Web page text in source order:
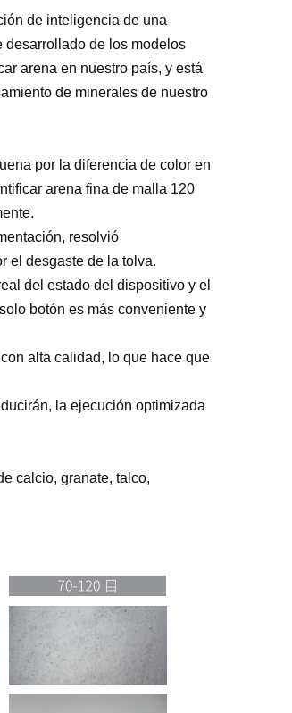
de inteligencia de una
desarrollado de los modelos
arena en nuestro país, y está
de minerales de nuestro
por la diferencia de color en
arena fina de malla 120
resolvió
el desgaste de la tolva.
del estado del dispositivo y el
botón es más conveniente y
alta calidad, lo que hace que
la ejecución optimizada
calcio, granate, talco,